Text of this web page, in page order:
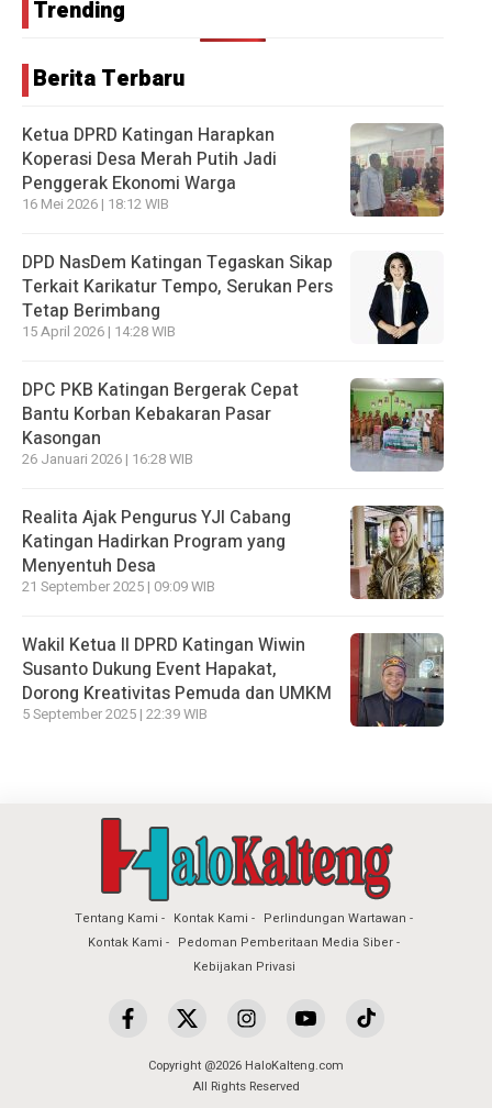
Trending
Berita Terbaru
Ketua DPRD Katingan Harapkan
Koperasi Desa Merah Putih Jadi
Penggerak Ekonomi Warga
16 Mei 2026 | 18:12 WIB
DPD NasDem Katingan Tegaskan Sikap
Terkait Karikatur Tempo, Serukan Pers
Tetap Berimbang
15 April 2026 | 14:28 WIB
DPC PKB Katingan Bergerak Cepat
Bantu Korban Kebakaran Pasar
Kasongan
26 Januari 2026 | 16:28 WIB
Realita Ajak Pengurus YJI Cabang
Katingan Hadirkan Program yang
Menyentuh Desa
21 September 2025 | 09:09 WIB
Wakil Ketua II DPRD Katingan Wiwin
Susanto Dukung Event Hapakat,
Dorong Kreativitas Pemuda dan UMKM
5 September 2025 | 22:39 WIB
Tentang Kami Kontak Kami
Perlindungan Wartawan
Kontak Kami
Pedoman Pemberitaan Media Siber
Kebijakan Privasi
Copyright @2026 HaloKalteng.com
All Rights Reserved